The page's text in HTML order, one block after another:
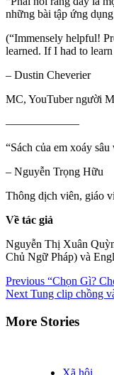
những bài tập ứng
(“Immensely helpful!
learned. If I had to
– Dustin Cheverier
MC, YouTuber người
——————–
“Sách của em xoáy
– Nguyễn Trọng Hữu
Thông dịch viên, giáo
Về tác giả
Nguyễn Thị Xuân
Chủ Ngữ Pháp) và
Continue
Reading
Previous “Chọn Gì?
Next Tung clip chồng
More Stories